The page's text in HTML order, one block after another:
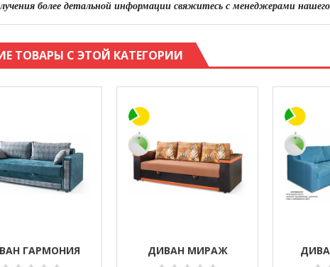
более детальной информации свяжитесь с менеджерами
ТОВАРЫ С ЭТОЙ КАТЕГОРИИ
ГАРМОНИЯ ДИВАН МИРАЖ